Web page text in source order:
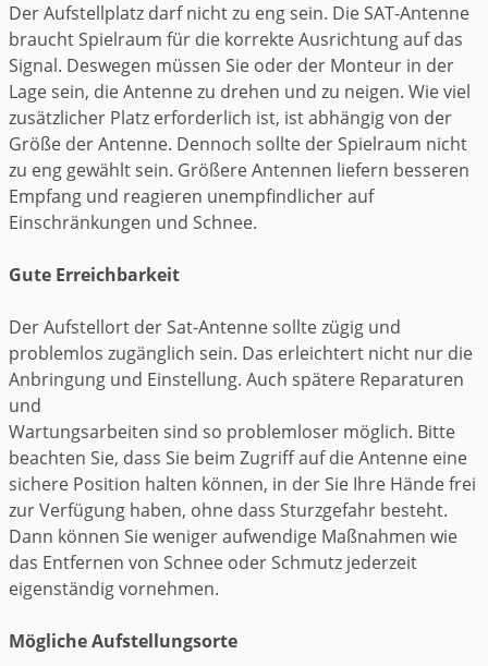
Der Aufstellplatz darf nicht zu eng sein. Die SAT-Antenne
braucht Spielraum für die korrekte Ausrichtung auf das
Signal. Deswegen müssen Sie oder der Monteur in der
Lage sein, die Antenne zu drehen und zu neigen. Wie viel
zusätzlicher Platz erforderlich ist, ist abhängig von der
Größe der Antenne. Dennoch sollte der Spielraum nicht
zu eng gewählt sein. Größere Antennen liefern besseren
Empfang und reagieren unempfindlicher auf
Einschränkungen und Schnee.
Gute Erreichbarkeit
Der Aufstellort der Sat-Antenne sollte zügig und
problemlos zugänglich sein. Das erleichtert nicht nur die
Anbringung und Einstellung. Auch spätere Reparaturen
und
Wartungsarbeiten sind so problemloser möglich. Bitte
beachten Sie, dass Sie beim Zugriff auf die Antenne eine
sichere Position halten können, in der Sie Ihre Hände frei
zur Verfügung haben, ohne dass Sturzgefahr besteht.
Dann können Sie weniger aufwendige Maßnahmen wie
das Entfernen von Schnee oder Schmutz jederzeit
eigenständig vornehmen.
Mögliche Aufstellungsorte